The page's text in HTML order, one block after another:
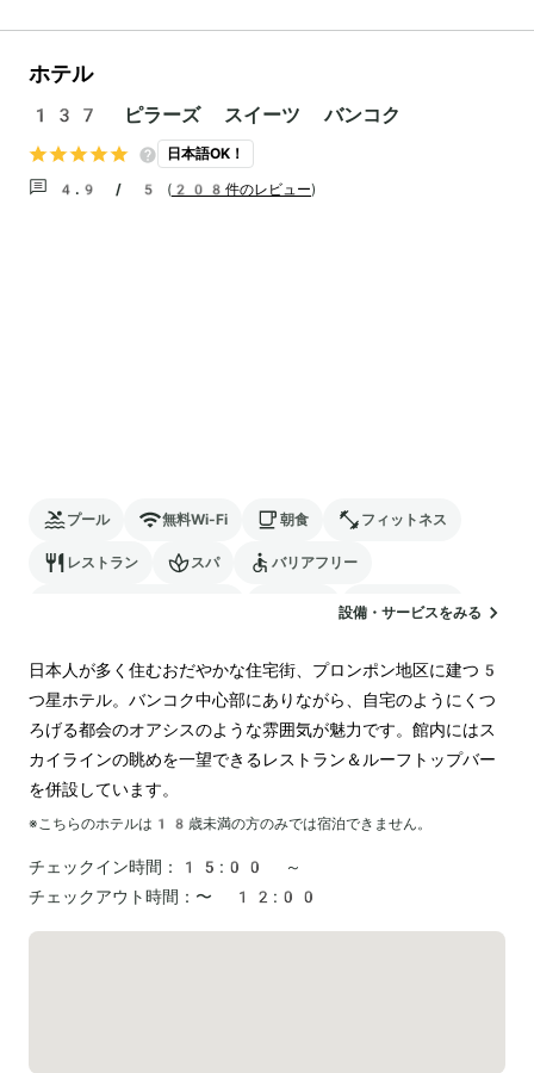
ホテル
137 ピラーズ スイーツ バンコク
日本語OK！
4.9 / 5 ( 208件のレビュー)
プール 無料Wi-Fi 朝食 フィットネス
レストラン スパ バリアフリー
ランドリー
設備・サービスをみる
日本人が多く住むおだやかな住宅街、プロンポン地区に建つ5
つ星ホテル。バンコク中心部にありながら、自宅のようにくつ
ろげる都会のオアシスのような雰囲気が魅力です。館内にはス
カイラインの眺めを一望できるレストラン＆ルーフトップバー
を併設しています。
※こちらのホテルは 18 歳未満の方のみでは宿泊できません。
チェックイン時間：
15:00 ～
チェックアウト時間： 〜 12:00